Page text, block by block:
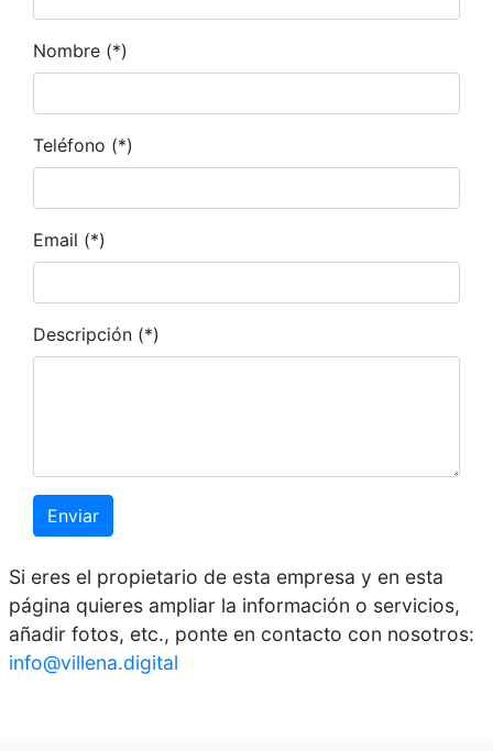
Nombre (*)
Teléfono (*)
Email (*)
Descripción (*)
Enviar
Si eres el propietario de esta empresa y en esta
página quieres ampliar la información o servicios,
añadir fotos, etc., ponte en contacto con nosotros:
info@villena.digital